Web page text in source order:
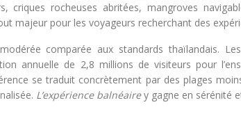
criques rocheuses abritées, mangroves
majeur pour les voyageurs recherchant des
comparée aux standards thaïlandais.
annuelle de 2,8 millions de visiteurs pour
se traduit concrètement par des plages
L’expérience balnéairey gagne en sérénité